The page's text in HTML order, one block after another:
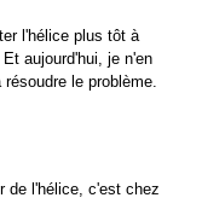
l'hélice plus tôt à
aujourd'hui, je n'en
le problème.
de l'hélice, c'est chez